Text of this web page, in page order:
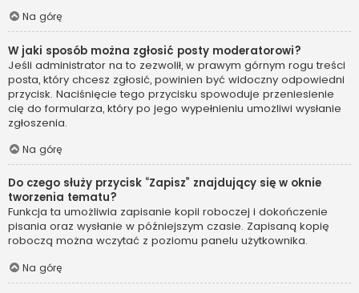
Na górę
W jaki sposób można zgłosić posty moderatorowi?
Jeśli administrator na to zezwolił, w prawym górnym rogu treści
posta, który chcesz zgłosić, powinien być widoczny odpowiedni
przycisk. Naciśnięcie tego przycisku spowoduje przeniesienie
cię do formularza, który po jego wypełnieniu umożliwi wysłanie
zgłoszenia.
Na górę
Do czego służy przycisk “Zapisz” znajdujący się w oknie
tworzenia tematu?
Funkcja ta umożliwia zapisanie kopii roboczej i dokończenie
pisania oraz wysłanie w późniejszym czasie. Zapisaną kopię
roboczą można wczytać z poziomu panelu użytkownika.
Na górę